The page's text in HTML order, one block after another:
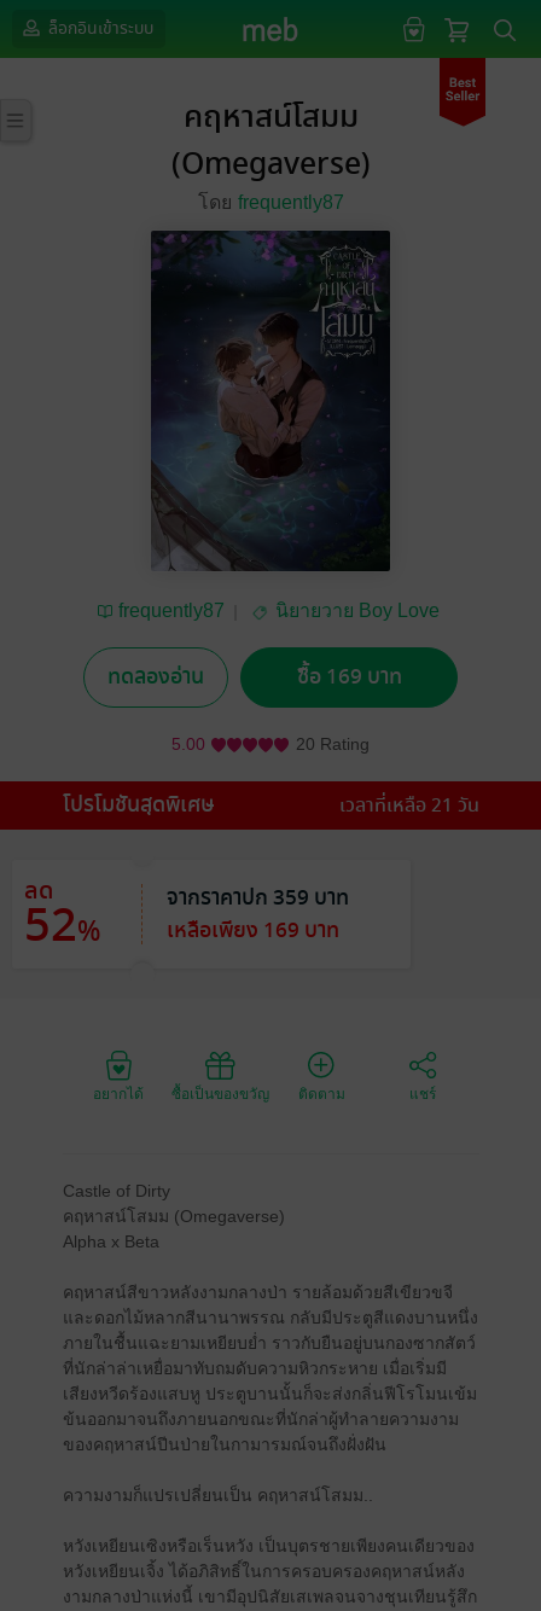
ล็อกอินเข้าระบบ
คฤหาสน์โสมม
(Omegaverse)
โดย frequently87
frequently87
นิยายวาย Boy Love
ทดลองอ่าน ซื้อ 169 บาท
5.00 20 Rating
โปรโมชันสุดพิเศษ เวลาที่เหลือ 21 วัน
ลด
52%
จากราคาปก 359 บาท
เหลือเพียง 169 บาท
อยากได้ ซื้อเป็นของขวัญ ติดตาม แชร์
Castle of Dirty
คฤหาสน์โสมม (Omegaverse)
Alpha x Beta
คฤหาสน์สีขาวหลังงามกลางป่า รายล้อมด้วยสีเขียวขจี
และดอกไม้หลากสีนานาพรรณ กลับมีประตูสีแดงบานหนึ่ง
ภายในชื้นแฉะยามเหยียบย่ำ ราวกับยืนอยู่บนกองซากสัตว์
ที่นักล่าล่าเหยื่อมาทับถมดับความหิวกระหาย เมื่อเริ่มมี
เสียงหวีดร้องแสบหู ประตูบานนั้นก็จะส่งกลิ่นฟีโรโมนเข้ม
ข้นออกมาจนถึงภายนอกขณะที่นักล่าผู้ทำลายความงาม
ของคฤหาสน์ปีนป่ายในกามารมณ์จนถึงฝั่งฝัน
ความงามก็แปรเปลี่ยนเป็น คฤหาสน์โสมม..
หวังเหยียนเซิงหรือเร็นหวัง เป็นบุตรชายเพียงคนเดียวของ
หวังเหยียนเจิ้ง ได้อภิสิทธิ์ในการครอบครองคฤหาสน์หลัง
งามกลางป่าแห่งนี้ เขามีอุปนิสัยเสเพลจนจางชุนเทียนรู้สึก